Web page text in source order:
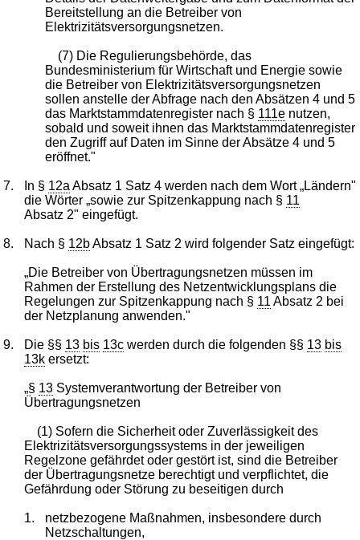
Bereitstellung an die Betreiber von
Elektrizitätsversorgungsnetzen.
(7) Die Regulierungsbehörde, das
Bundesministerium für Wirtschaft und Energie sowie
die Betreiber von Elektrizitätsversorgungsnetzen
sollen anstelle der Abfrage nach den Absätzen 4 und 5
das Marktstammdatenregister nach § 111enutzen,
sobald und soweit ihnen das Marktstammdatenregister
den Zugriff auf Daten im Sinne der Absätze 4 und 5
eröffnet."
7. In § 12a Absatz 1 Satz 4 werden nach dem Wort „Ländern"
die Wörter „sowie zur Spitzenkappung nach § 11
Absatz 2" eingefügt.
8. Nach § 12bAbsatz 1 Satz 2 wird folgender Satz eingefügt:
„Die Betreiber von Übertragungsnetzen müssen im
Rahmen der Erstellung des Netzentwicklungsplans die
Regelungen zur Spitzenkappung nach § 11 Absatz 2 bei
der Netzplanung anwenden."
9. Die §§ 13 bis 13c werden durch die folgenden §§ 13 bis
13k ersetzt:
„§ 13 Systemverantwortung der Betreiber von
Übertragungsnetzen
(1) Sofern die Sicherheit oder Zuverlässigkeit des
Elektrizitätsversorgungssystems in der jeweiligen
Regelzone gefährdet oder gestört ist, sind die Betreiber
der Übertragungsnetze berechtigt und verpflichtet, die
Gefährdung oder Störung zu beseitigen durch
1.
netzbezogene Maßnahmen, insbesondere durch
Netzschaltungen,